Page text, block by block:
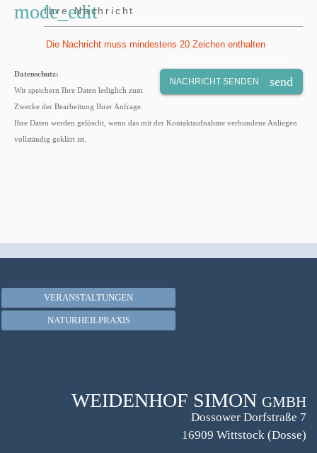
mode_edit
Ihre Nachricht
Die Nachricht muss mindestens 20 Zeichen enthalten
NACHRICHT SENDEN send
Datenschutz:
Wir speichern Ihre Daten lediglich zum
Zwecke der Bearbeitung Ihrer Anfrage.
Ihre Daten werden gelöscht, wenn das mit der Kontaktaufnahme verbundene Anliegen
vollständig geklärt ist.
VERANSTALTUNGEN
NATURHEILPRAXIS
WEIDENHOF SIMON GMBH
Dossower Dorfstraße 7
16909 Wittstock (Dosse)